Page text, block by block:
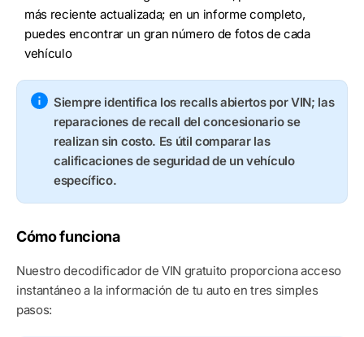
más reciente actualizada; en un informe completo,
puedes encontrar un gran número de fotos de cada
vehículo
Siempre identifica los recalls abiertos por VIN; las
reparaciones de recall del concesionario se
realizan sin costo. Es útil comparar las
calificaciones de seguridad de un vehículo
específico.
Cómo funciona
Nuestro decodificador de VIN gratuito proporciona acceso
instantáneo a la información de tu auto en tres simples
pasos: